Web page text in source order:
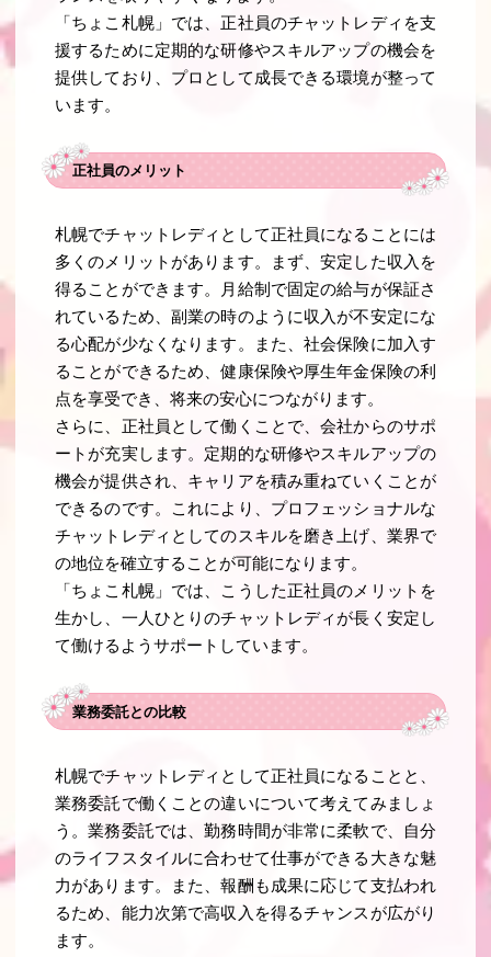
「ちょこ札幌」では、正社員のチャットレディを支
援するために定期的な研修やスキルアップの機会を
提供しており、プロとして成長できる環境が整って
います。
正社員のメリット
札幌でチャットレディとして正社員になることには
多くのメリットがあります。まず、安定した収入を
得ることができます。月給制で固定の給与が保証さ
れているため、副業の時のように収入が不安定にな
る心配が少なくなります。また、社会保険に加入す
ることができるため、健康保険や厚生年金保険の利
点を享受でき、将来の安心につながります。
さらに、正社員として働くことで、会社からのサポ
ートが充実します。定期的な研修やスキルアップの
機会が提供され、キャリアを積み重ねていくことが
できるのです。これにより、プロフェッショナルな
チャットレディとしてのスキルを磨き上げ、業界で
の地位を確立することが可能になります。
「ちょこ札幌」では、こうした正社員のメリットを
生かし、一人ひとりのチャットレディが長く安定し
て働けるようサポートしています。
業務委託との比較
札幌でチャットレディとして正社員になることと、
業務委託で働くことの違いについて考えてみましょ
う。業務委託では、勤務時間が非常に柔軟で、自分
のライフスタイルに合わせて仕事ができる大きな魅
力があります。また、報酬も成果に応じて支払われ
るため、能力次第で高収入を得るチャンスが広がり
ます。